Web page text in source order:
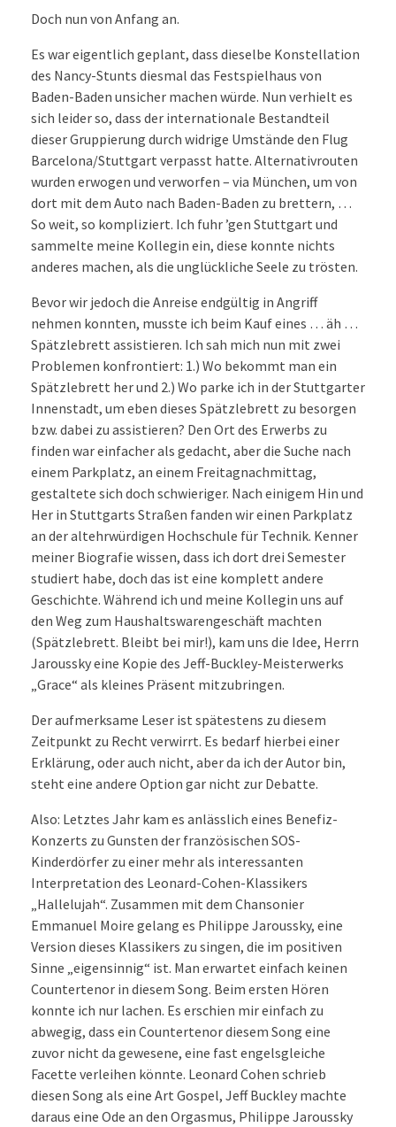
Doch nun von Anfang an.
Es war eigentlich geplant, dass dieselbe Konstellation
des Nancy-Stunts diesmal das Festspielhaus von
Baden-Baden unsicher machen würde. Nun verhielt es
sich leider so, dass der internationale Bestandteil
dieser Gruppierung durch widrige Umstände den Flug
Barcelona/Stuttgart verpasst hatte. Alternativrouten
wurden erwogen und verworfen – via München, um von
dort mit dem Auto nach Baden-Baden zu brettern, …
So weit, so kompliziert. Ich fuhr ’gen Stuttgart und
sammelte meine Kollegin ein, diese konnte nichts
anderes machen, als die unglückliche Seele zu trösten.
Bevor wir jedoch die Anreise endgültig in Angriff
nehmen konnten, musste ich beim Kauf eines … äh …
Spätzlebrett assistieren. Ich sah mich nun mit zwei
Problemen konfrontiert: 1.) Wo bekommt man ein
Spätzlebrett her und 2.) Wo parke ich in der Stuttgarter
Innenstadt, um eben dieses Spätzlebrett zu besorgen
bzw. dabei zu assistieren? Den Ort des Erwerbs zu
finden war einfacher als gedacht, aber die Suche nach
einem Parkplatz, an einem Freitagnachmittag,
gestaltete sich doch schwieriger. Nach einigem Hin und
Her in Stuttgarts Straßen fanden wir einen Parkplatz
an der altehrwürdigen Hochschule für Technik. Kenner
meiner Biografie wissen, dass ich dort drei Semester
studiert habe, doch das ist eine komplett andere
Geschichte. Während ich und meine Kollegin uns auf
den Weg zum Haushaltswarengeschäft machten
(Spätzlebrett. Bleibt bei mir!), kam uns die Idee, Herrn
Jaroussky eine Kopie des Jeff-Buckley-Meisterwerks
„Grace“ als kleines Präsent mitzubringen.
Der aufmerksame Leser ist spätestens zu diesem
Zeitpunkt zu Recht verwirrt. Es bedarf hierbei einer
Erklärung, oder auch nicht, aber da ich der Autor bin,
steht eine andere Option gar nicht zur Debatte.
Also: Letztes Jahr kam es anlässlich eines Benefiz-
Konzerts zu Gunsten der französischen SOS-
Kinderdörfer zu einer mehr als interessanten
Interpretation des Leonard-Cohen-Klassikers
„Hallelujah“. Zusammen mit dem Chansonier
Emmanuel Moire gelang es Philippe Jaroussky, eine
Version dieses Klassikers zu singen, die im positiven
Sinne „eigensinnig“ ist. Man erwartet einfach keinen
Countertenor in diesem Song. Beim ersten Hören
konnte ich nur lachen. Es erschien mir einfach zu
abwegig, dass ein Countertenor diesem Song eine
zuvor nicht da gewesene, eine fast engelsgleiche
Facette verleihen könnte. Leonard Cohen schrieb
diesen Song als eine Art Gospel, Jeff Buckley machte
daraus eine Ode an den Orgasmus, Philippe Jaroussky